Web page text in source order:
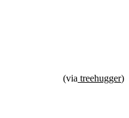
(via treehugger)